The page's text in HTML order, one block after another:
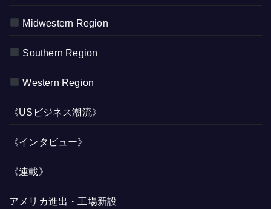
Midwestern Region
Southern Region
Western Region
《USビジネス潮流》
《インタビュー》
《連載》
アメリカ進出・工場新設